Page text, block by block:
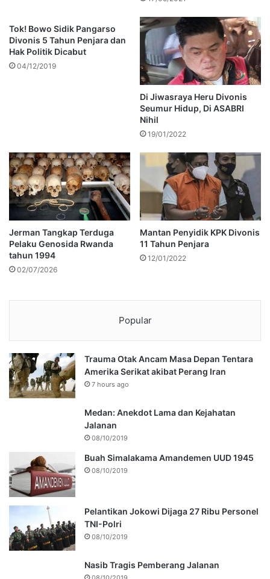
Tok! Bowo Sidik Pangarso
Divonis 5 Tahun Penjara dan
Hak Politik Dicabut
04/12/2019
Di Jiwasraya Heru Divonis
Seumur Hidup, Di ASABRI
Nihil
19/01/2022
Jerman Tangkap Terduga
Pelaku Genosida Rwanda
tahun 1994
02/07/2026
Mantan Penyidik KPK Divonis
11 Tahun Penjara
12/01/2022
Popular
Trauma Otak Ancam Masa Depan Tentara
Amerika Serikat akibat Perang Iran
7 hours ago
Medan: Anekdot Lama dan Kejahatan
Jalanan
08/10/2019
Buah Simalakama Amandemen UUD 1945
08/10/2019
Pelantikan Jokowi Dijaga 27 Ribu Personel
TNI-Polri
08/10/2019
Nasib Tragis Pemberang Jalanan